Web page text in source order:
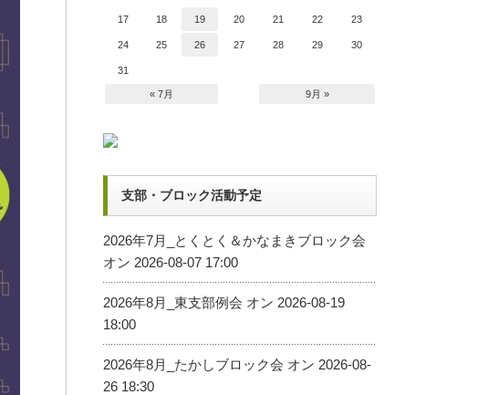
17 18 19 20 21 22 23
24 25 26 27 28 29 30
31
« 7月 9月 »
支部・ブロック活動予定
2026年7月_とくとく＆かなまきブロック会
オン 2026-08-07 17:00
2026年8月_東支部例会 オン 2026-08-19
18:00
2026年8月_たかしブロック会 オン 2026-08-
26 18:30